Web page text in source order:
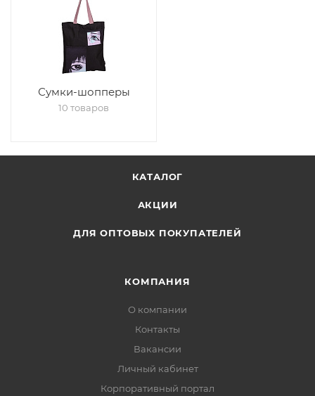
Сумки-шопперы
10 товаров
КАТАЛОГ
АКЦИИ
ДЛЯ ОПТОВЫХ ПОКУПАТЕЛЕЙ
КОМПАНИЯ
О компании
Контакты
Вакансии
Личный кабинет
Корпоративный портал